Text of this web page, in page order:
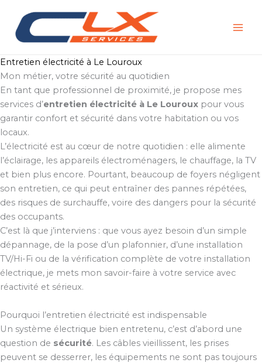
contenu
Entretien électricité à Le Louroux
Mon métier, votre sécurité au quotidien
En tant que professionnel de proximité, je propose mes
services d’entretien électricité à Le Louroux pour vous
garantir confort et sécurité dans votre habitation ou vos
locaux.
L’électricité est au cœur de notre quotidien : elle alimente
l’éclairage, les appareils électroménagers, le chauffage, la TV
et bien plus encore. Pourtant, beaucoup de foyers négligent
son entretien, ce qui peut entraîner des pannes répétées,
des risques de surchauffe, voire des dangers pour la sécurité
des occupants.
C’est là que j’interviens : que vous ayez besoin d’un simple
dépannage, de la pose d’un plafonnier, d’une installation
TV/Hi-Fi ou de la vérification complète de votre installation
électrique, je mets mon savoir-faire à votre service avec
réactivité et sérieux.
Pourquoi l’entretien électricité est indispensable
Un système électrique bien entretenu, c’est d’abord une
question de sécurité. Les câbles vieillissent, les prises
peuvent se desserrer, les équipements ne sont pas toujours